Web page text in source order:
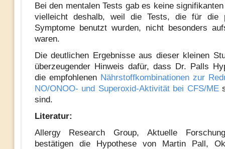
Bei den mentalen Tests gab es keine
vielleicht deshalb, weil die Tests, die für die
Symptome benutzt wurden, nicht besonders
waren.
Die deutlichen Ergebnisse aus dieser kleinen
überzeugender Hinweis dafür, dass Dr. Palls
die empfohlenen Nährstoffkombinationen zur
NO/ONOO- und Superoxid-Aktivität bei CFS/ME
sind.
Literatur:
Allergy Research Group, Aktuelle
bestätigen die Hypothese von Martin Pall,